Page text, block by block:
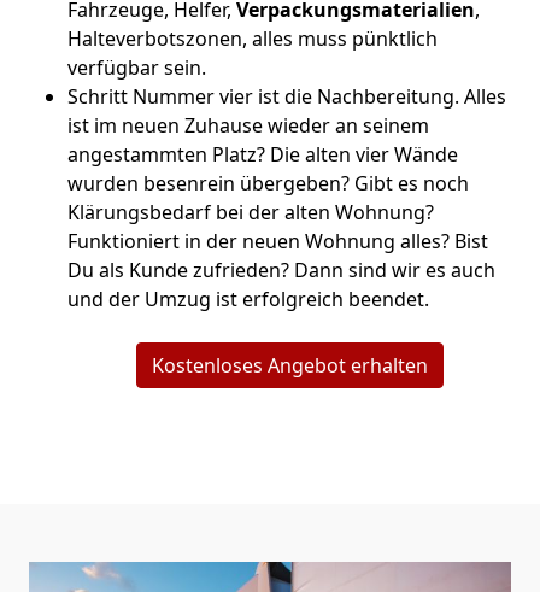
Fahrzeuge, Helfer, Verpackungsmaterialien,
Halteverbotszonen, alles muss pünktlich
verfügbar sein.
Schritt Nummer vier ist die Nachbereitung. Alles
ist im neuen Zuhause wieder an seinem
angestammten Platz? Die alten vier Wände
wurden besenrein übergeben? Gibt es noch
Klärungsbedarf bei der alten Wohnung?
Funktioniert in der neuen Wohnung alles? Bist
Du als Kunde zufrieden? Dann sind wir es auch
und der Umzug ist erfolgreich beendet.
Kostenloses Angebot erhalten